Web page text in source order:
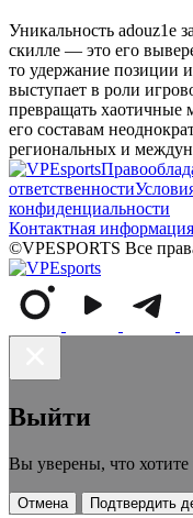
Уникальность adouz1e
скилле — это его
то удержание позиции
выступает в роли
превращать хаотичные
его составам
региональных и
ответственности
конфиденциальности
Контактная информация
©VPESPORTS Все
Выйти
Вы уверены, что хотите
Отмена Подтвердить